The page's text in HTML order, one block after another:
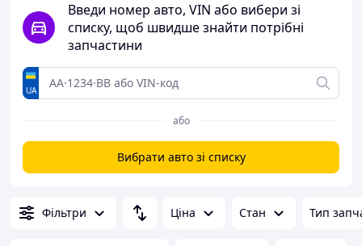
Введи номер авто, VIN або вибери зі
списку, щоб швидше знайти потрібні
запчастини
UA
або
Вибрати авто зі списку
Фільтри Ціна Стан Тип